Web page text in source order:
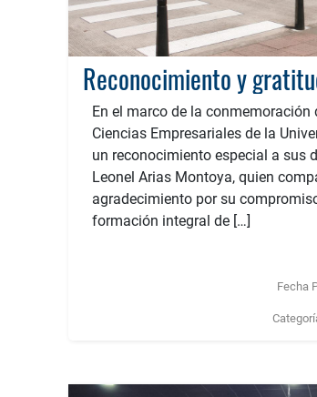
En el marco de la
Ciencias Empresariales de la
un reconocimiento especial a sus
Leonel Arias Montoya, quien
agradecimiento por su
formación integral de […]
Fecha